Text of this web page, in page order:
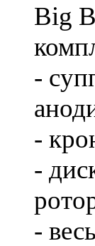
Big
-
-
-
-